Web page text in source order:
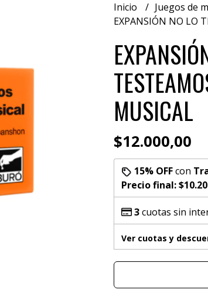
Inicio Juegos de
EXPANSIÓN NO LO
MUSICAL
$12.000,00
15% OFFcon
Precio final:
3cuotas sin
Ver cuotas y